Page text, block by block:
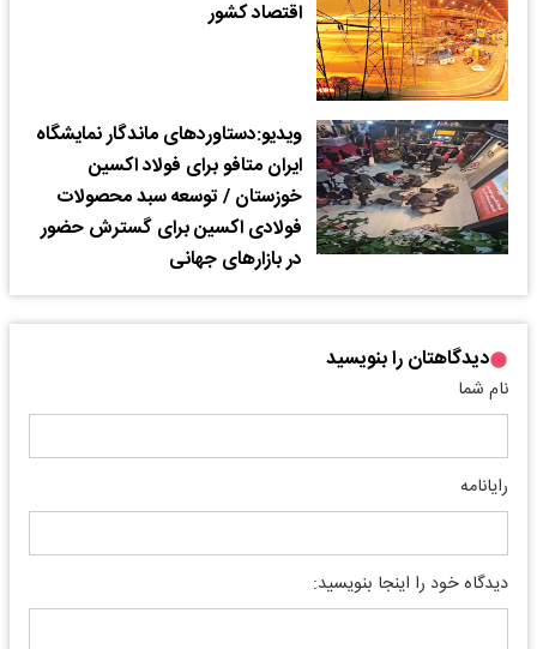
اقتصاد کشور
ویدیو:دستاوردهای ماندگار نمایشگاه
ایران متافو برای فولاد اکسین
خوزستان / توسعه سبد محصولات
فولادی اکسین برای گسترش حضور
در بازارهای جهانی
دیدگاهتان را بنویسید
نام شما
رایانامه
دیدگاه خود را اینجا بنویسید: